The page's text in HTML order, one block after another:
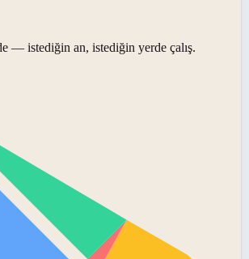
— istediğin an, istediğin yerde çalış.